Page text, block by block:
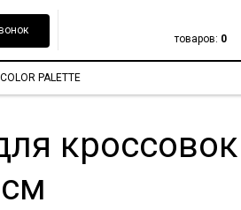
товаров: 0
COLOR PALETTE
кроссовок